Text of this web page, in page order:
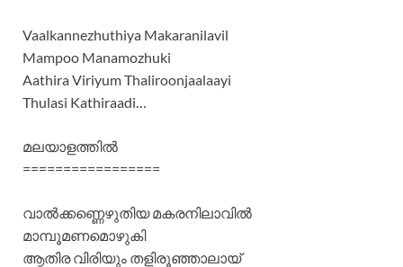
Vaalkannezhuthiya Makaranilavil
Mampoo Manamozhuki
Aathira Viriyum Thaliroonjaalaayi
Thulasi Kathiraadi…
മലയാളത്തില്‍
=================
വാൽക്കണ്ണെഴുതിയ മകരനിലാവില്‍
മാമ്പൂമണമൊഴുകി
ആതിര വിരിയും തളിരൂഞ്ഞാലായ്